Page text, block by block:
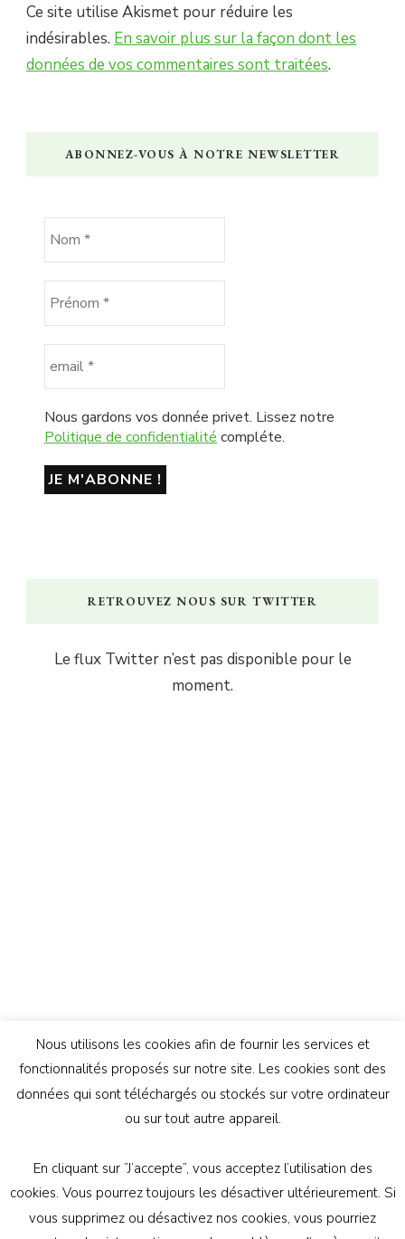
Ce site utilise Akismet pour réduire les
indésirables. En savoir plus sur la façon dont les
données de vos commentaires sont traitées.
ABONNEZ-VOUS À NOTRE NEWSLETTER
Nous gardons vos donnée privet. Lissez notre
Politique de confidentialité compléte.
RETROUVEZ NOUS SUR TWITTER
Le flux Twitter n’est pas disponible pour le
moment.
Génération Athée
. Tous droits
réservés.
Vilva | Développé par
Propulsé par
politique de confidentialité
Nous utilisons les cookies afin de fournir les services et
fonctionnalités proposés sur notre site. Les cookies sont des
données qui sont téléchargés ou stockés sur votre ordinateur
ou sur tout autre appareil.
En cliquant sur ”J’accepte”, vous acceptez l’utilisation des
cookies. Vous pourrez toujours les désactiver ultérieurement. Si
vous supprimez ou désactivez nos cookies, vous pourriez